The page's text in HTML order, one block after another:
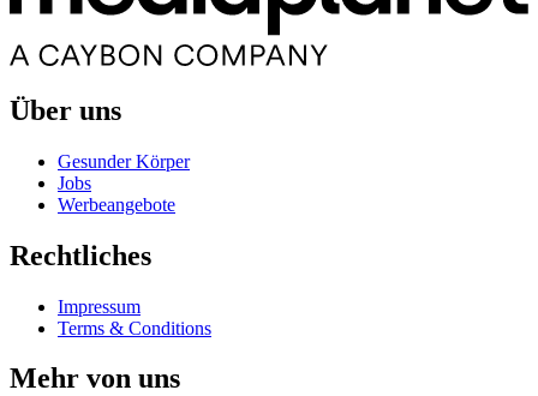
Über uns
Gesunder Körper
Jobs
Werbeangebote
Rechtliches
Impressum
Terms & Conditions
Mehr von uns